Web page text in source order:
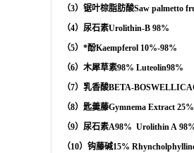
（3）锯叶棕脂肪酸Saw palmetto
（4） 尿石素Urolithin-B 98%
（5）*酚Kaempferol 10%-98%
（6）木犀草素98% Luteolin98%
（7）乳香酸BETA-
（8）匙羹藤Gymnema Extract 25%
（9）尿石素A98% Urolithin A
（10）钩藤碱15%